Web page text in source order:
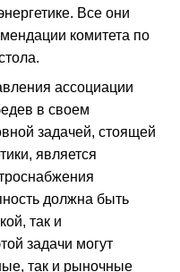
Все они
комитета по
ассоциации
в своем
задачей, стоящей
является
должна быть
так и
задачи могут
так и рыночные